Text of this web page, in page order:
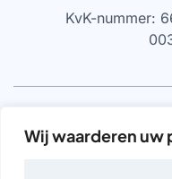
Wij waarderen uw
KvK-nummer: